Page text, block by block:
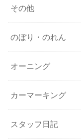
その他
のぼり・のれん
オーニング
カーマーキング
スタッフ日記